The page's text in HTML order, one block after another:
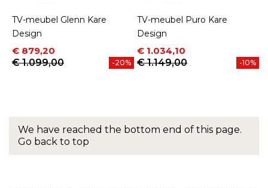
TV-meubel Glenn Kare
Design
Prijs
€ 879,20
Normale prijs
€ 1.099,00
-20%
TV-meubel Puro Kare
Design
Prijs
€ 1.034,10
Normale prijs
€ 1.149,00
-10%
We have reached the bottom end of this page.
Go back to top